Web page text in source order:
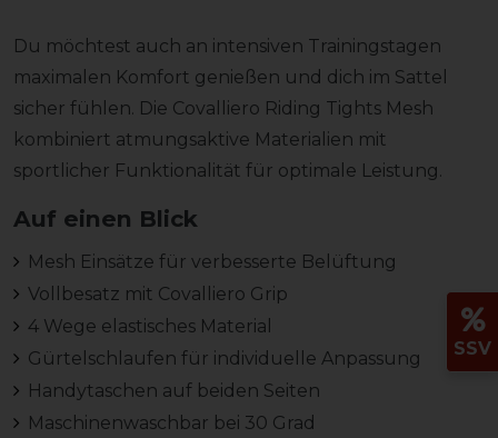
Du möchtest auch an intensiven Trainingstagen
maximalen Komfort genießen und dich im Sattel
sicher fühlen. Die Covalliero Riding Tights Mesh
kombiniert atmungsaktive Materialien mit
sportlicher Funktionalität für optimale Leistung.
Auf einen Blick
Mesh Einsätze für verbesserte Belüftung
Vollbesatz mit Covalliero Grip
4 Wege elastisches Material
Gürtelschlaufen für individuelle Anpassung
Handytaschen auf beiden Seiten
Maschinenwaschbar bei 30 Grad
SSV